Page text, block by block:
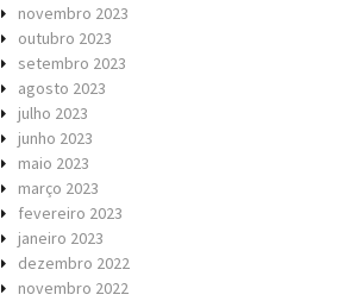
novembro 2023
outubro 2023
setembro 2023
agosto 2023
julho 2023
junho 2023
maio 2023
março 2023
fevereiro 2023
janeiro 2023
dezembro 2022
novembro 2022